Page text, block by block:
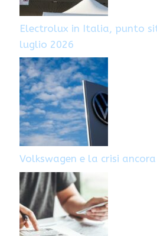
Electrolux in Italia, punto
luglio 2026
Volkswagen e la crisi